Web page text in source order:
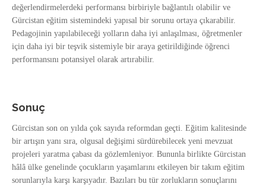
değerlendirmelerdeki performansı birbiriyle bağlantılı olabilir ve
Gürcistan eğitim sistemindeki yapısal bir sorunu ortaya çıkarabilir.
Pedagojinin yapılabileceği yolların daha iyi anlaşılması, öğretmenler
için daha iyi bir teşvik sistemiyle bir araya getirildiğinde öğrenci
performansını potansiyel olarak artırabilir.
Sonuç
Gürcistan son on yılda çok sayıda reformdan geçti. Eğitim kalitesinde
bir artışın yanı sıra, olgusal değişimi sürdürebilecek yeni mevzuat
projeleri yaratma çabası da gözlemleniyor. Bununla birlikte Gürcistan
hâlâ ülke genelinde çocukların yaşamlarını etkileyen bir takım eğitim
sorunlarıyla karşı karşıyadır. Bazıları bu tür zorlukların sonuçlarını